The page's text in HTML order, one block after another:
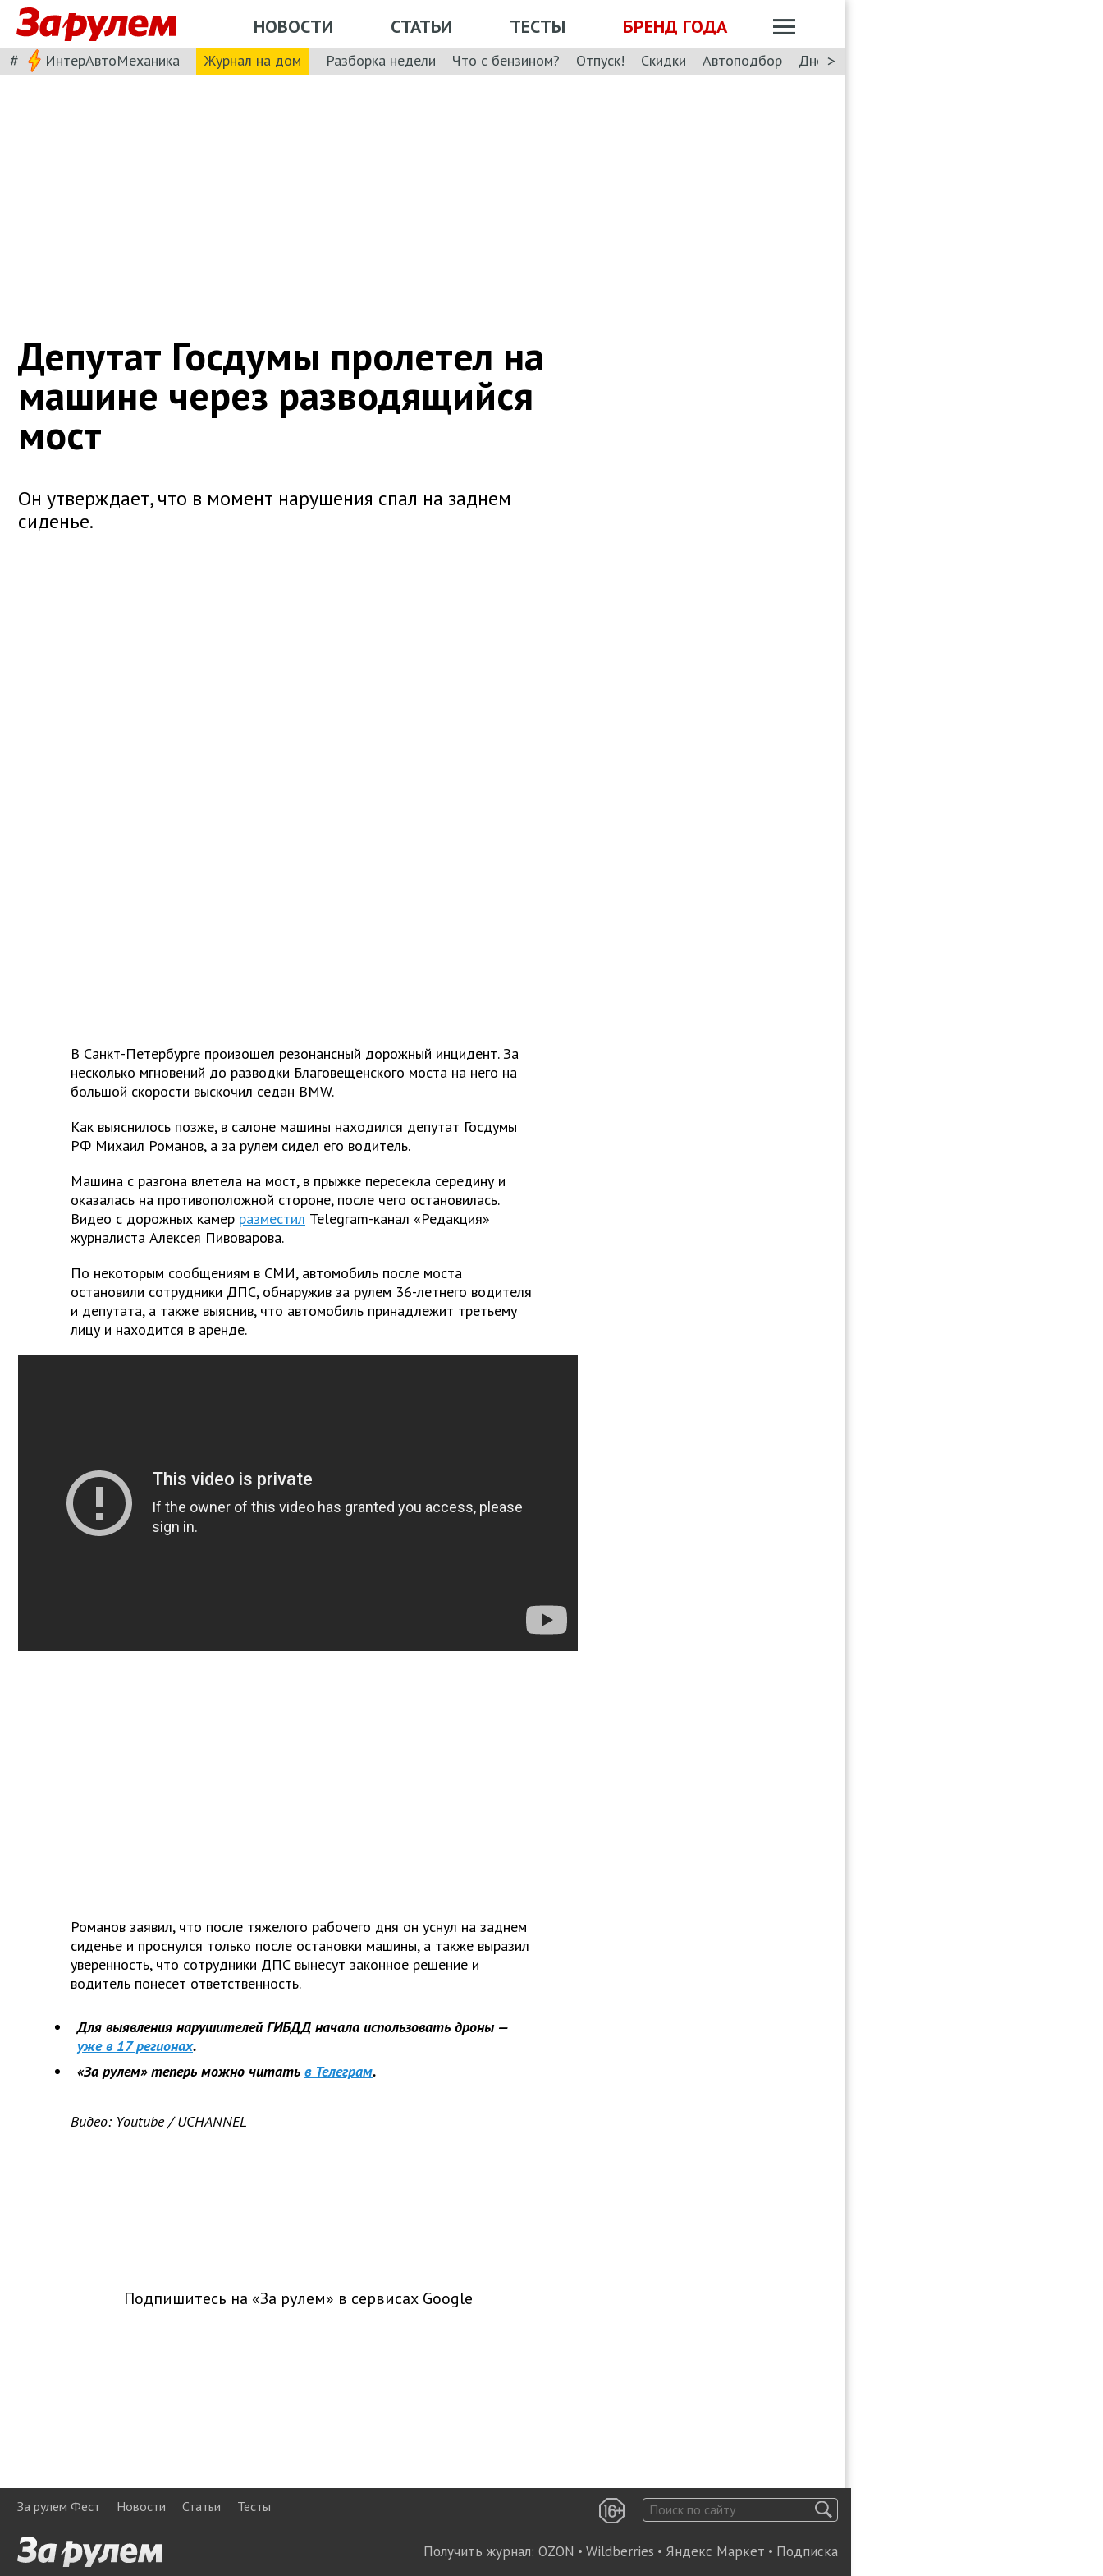
НОВОСТИ СТАТЬИ ТЕСТЫ БРЕНД ГОДА
# ИнтерАвтоМеханика Журнал на дом Разборка недели Что с бензином? Отпуск! Скидки Автоподбор Дневник: Лада Искра
>
Депутат Госдумы пролетел на
машине через разводящийся
мост
Он утверждает, что в момент нарушения спал на заднем
сиденье.
В Санкт-Петербурге произошел резонансный дорожный инцидент. За
несколько мгновений до разводки Благовещенского моста на него на
большой скорости выскочил седан BMW.
Как выяснилось позже, в салоне машины находился депутат Госдумы
РФ Михаил Романов, а за рулем сидел его водитель.
Машина с разгона влетела на мост, в прыжке пересекла середину и
оказалась на противоположной стороне, после чего остановилась.
Видео с дорожных камер разместил Telegram-канал «Редакция»
журналиста Алексея Пивоварова.
По некоторым сообщениям в СМИ, автомобиль после моста
остановили сотрудники ДПС, обнаружив за рулем 36-летнего водителя
и депутата, а также выяснив, что автомобиль принадлежит третьему
лицу и находится в аренде.
Романов заявил, что после тяжелого рабочего дня он уснул на заднем
сиденье и проснулся только после остановки машины, а также выразил
уверенность, что сотрудники ДПС вынесут законное решение и
водитель понесет ответственность.
Для выявления нарушителей ГИБДД начала использовать дроны —
уже в 17 регионах.
«За рулем» теперь можно читать в Телеграм.
Видео: Youtube / UCHANNEL
Подпишитесь на «За рулем» в сервисах Google
За рулем Фест Новости Статьи Тесты
Получить журнал: OZON • Wildberries • Яндекс Маркет • Подписка